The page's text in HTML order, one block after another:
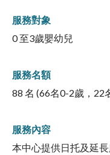
服務對象
0 至3歲嬰幼兒
服務名額
88 名 (66名0-2歲，22
服務內容
本中心提供日托及延